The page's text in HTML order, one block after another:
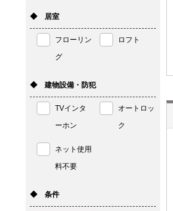
◆ 居室
フローリン
グ
ロフト
◆ 建物設備・防犯
TVインタ
ーホン
オートロッ
ク
ネット使用
料不要
◆ 条件